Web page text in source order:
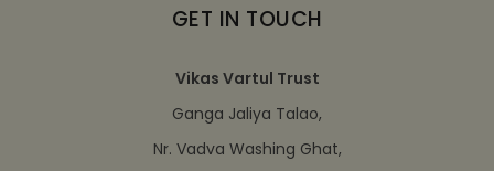
GET IN TOUCH
Vikas Vartul Trust
Ganga Jaliya Talao,
Nr. Vadva Washing Ghat,